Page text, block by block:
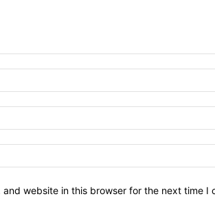
and website in this browser for the next time I